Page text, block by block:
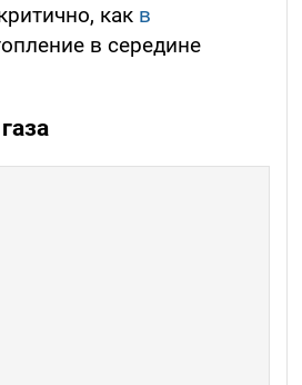
как в
в середине